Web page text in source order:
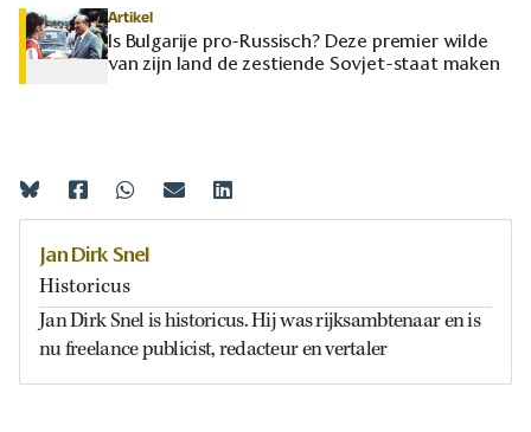
Artikel
Is Bulgarije pro-Russisch? Deze premier wilde
van zijn land de zestiende Sovjet-staat maken
Jan Dirk Snel
Historicus
Jan Dirk Snel is historicus. Hij was rijksambtenaar en is
nu freelance publicist, redacteur en vertaler